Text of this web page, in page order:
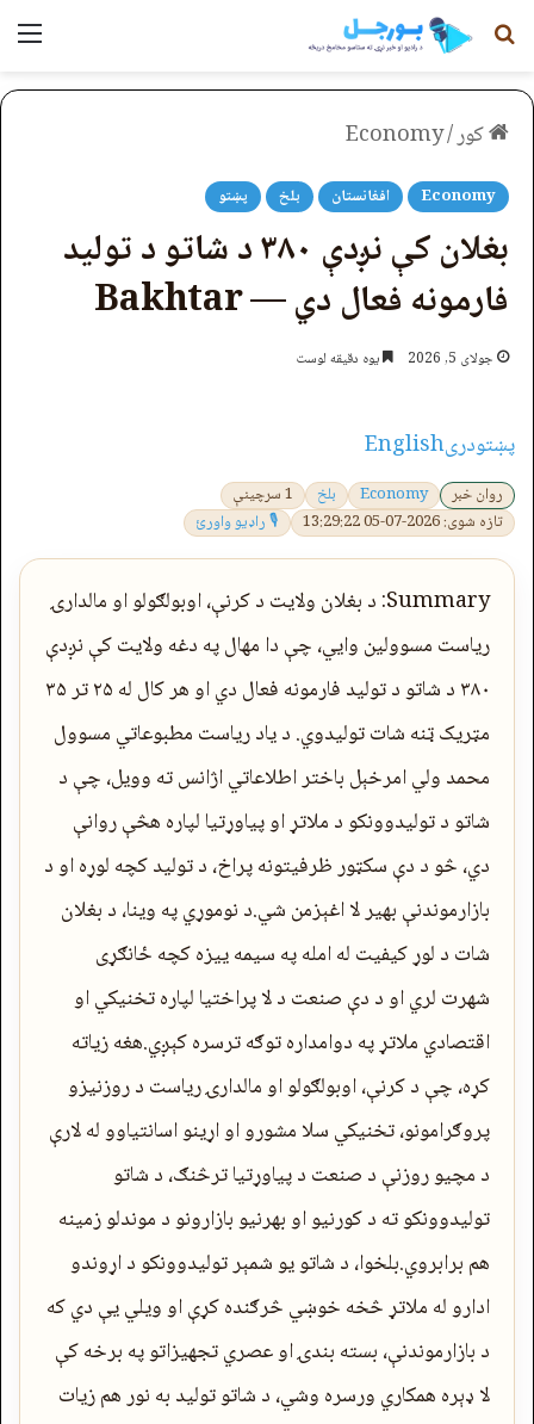
لټون
کور/
Economy
Economy افغانستان بلخ پښتو
بغلان کې نږدې ۳۸۰ د شاتو د تولید
فارمونه فعال دي — Bakhtar
جولای 5, 2026 یوه دقیقه لوست
پښتودریEnglish
روان خبر Economy بلخ
1 سرچینې
تازه شوی: 2026-07-05 13:29:22
🎙 راډیو واورئ
Summary: د بغلان ولایت د کرنې، اوبولګولو او مالدارۍ
ریاست مسوولین وایي، چې دا مهال په دغه ولایت کې نږدې
۳۸۰ د شاتو د تولید فارمونه فعال دي او هر کال له ۲۵ تر ۳۵
مټریک ټنه شات تولیدوي. د یاد ریاست مطبوعاتي مسوول
محمد ولي امرخېل باختر اطلاعاتي اژانس ته وویل، چې د
شاتو د تولیدوونکو د ملاتړ او پیاوړتیا لپاره هڅې روانې
دي، څو د دې سکټور ظرفیتونه پراخ، د تولید کچه لوړه او د
بازارموندنې بهیر لا اغېزمن شي.د نوموړي په وینا، د بغلان
شات د لوړ کیفیت له امله په سیمه‌ ییزه کچه ځانګړی
شهرت لري او د دې صنعت د لا پراختیا لپاره تخنیکي او
اقتصادي ملاتړ په دوامداره توګه ترسره کېږي.هغه زیاته
کړه، چې د کرنې، اوبولګولو او مالدارۍ ریاست د روزنیزو
پروګرامونو، تخنیکي سلا مشورو او اړینو اسانتیاوو له لارې
د مچیو روزنې د صنعت د پیاوړتیا ترڅنګ، د شاتو
تولیدوونکو ته د کورنیو او بهرنیو بازارونو د موندلو زمینه
هم برابروي.بلخوا، د شاتو یو شمېر تولیدوونکو د اړوندو
ادارو له ملاتړ څخه خوښي څرګنده کړې او ویلي یې دي که
د بازارموندنې، بسته‌ بندۍ او عصري تجهیزاتو په برخه کې
لا ډېره همکاري ورسره وشي، د شاتو تولید به نور هم زیات